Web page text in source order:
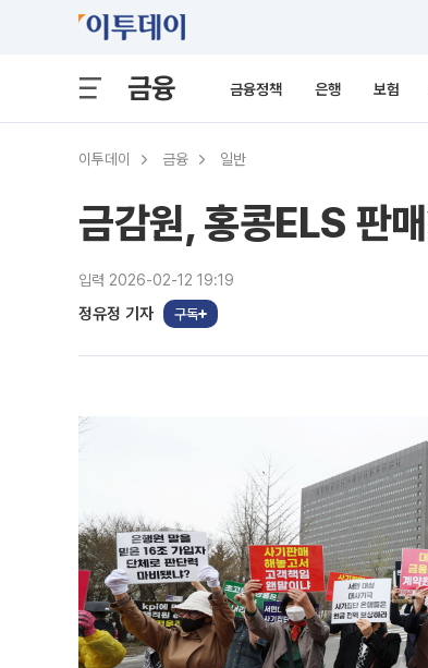
금융 금융정책 은행 보험
이투데이 금융 일반
금감원, 홍콩ELS 판
입력 2026-02-12 19:19
정유정 기자 구독